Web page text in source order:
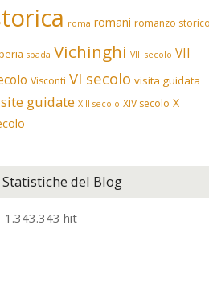
roma romani romanzo storico
spada Vichinghi VIII secolo VII
Visconti VI secolo visita guidata
guidate XIII secolo XIV secolo X
Statistiche del Blog
1.343.343 hit